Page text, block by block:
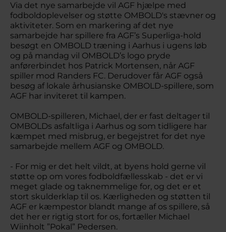
Via det nye samarbejde vil AGF hjælpe med
fodboldoplevelser og støtte OMBOLD's stævner og
aktiviteter. Som en markering af det nye
samarbejde har spillere fra AGF’s Superliga-hold
besøgt en OMBOLD træning i Aarhus i ugens løb
og på mandag vil OMBOLD’s logo pryde
anførerbindet hos Patrick Mortensen, når AGF
spiller mod Randers FC. Derudover får AGF også
besøg af lokale århusianske OMBOLD-spillere, som
AGF har inviteret til kampen.
OMBOLD-spilleren, Michael, der er fast deltager til
OMBOLDs asfaltliga i Aarhus og som tidligere har
kæmpet med misbrug, er begejstret for det nye
samarbejde mellem AGF og OMBOLD.
- For mig er det helt vildt, at byens hold gerne vil
støtte op om vores fodboldfællesskab - det er vi
meget glade og taknemmelige for, og det er et
stort skulderklap til os. Kærligheden og støtten til
AGF er kæmpestor blandt mange af os spillere, så
det her er rigtig stort for os, fortæller Michael
Wiinholt ”Pokal” Pedersen.